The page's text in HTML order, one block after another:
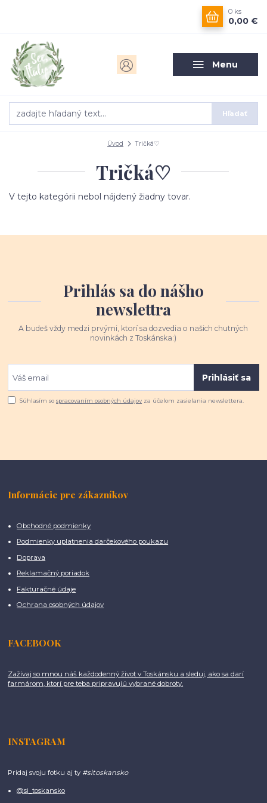
Menu
Hľadať
0 ks
0,00 €
Úvod Tričká♡
Tričká♡
V tejto kategórii nebol nájdený žiadny tovar.
Prihlás sa do nášho
newslettra
A budeš vždy medzi prvými, ktorí sa dozvedia o našich chutných
novinkách z Toskánska:)
Prihlásiť sa
Súhlasím sospracovaním osobných údajov za účelom zasielania newslettera.
Informácie pre zákazníkov
Obchodné podmienky
Podmienky uplatnenia darčekového poukazu
Doprava
Reklamačný poriadok
Fakturačné údaje
Ochrana osobných údajov
FACEBOOK
Zažívaj so mnou náš každodenný život v Toskánsku a sleduj, ako sa darí
farmárom, ktorí pre teba pripravujú vybrané dobroty.
INSTAGRAM
Pridaj svoju fotku aj ty #sitoskansko
@si_toskansko